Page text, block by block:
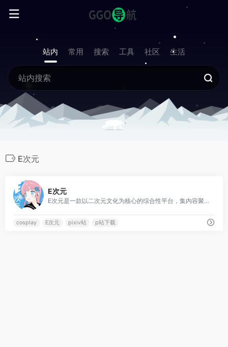
站内 常用 搜索 工具 社区 生活
E次元
E次元
E次元是一款以二次元文化为核心的综合性平台，集内容聚合、社交互动与资源分享于一体，主要服务于动漫、漫画及游戏爱好者群体。
cosplay E次元 pixiv站 p站下载